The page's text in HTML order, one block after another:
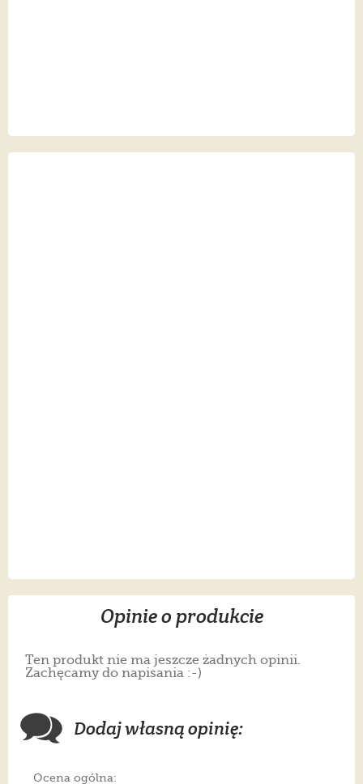
Opinie o produkcie
Ten produkt nie ma jeszcze żadnych opinii.
Zachęcamy do napisania :-)
Dodaj własną opinię:
Ocena ogólna: